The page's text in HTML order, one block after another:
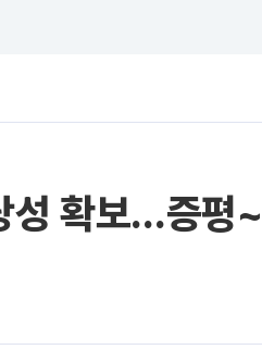
성 확보…증평